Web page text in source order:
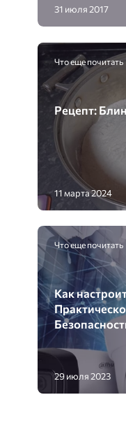
31 июля 2017
Что еще почитать
Рецепт:
11 марта 2024
Что еще почитать
Как
29 июля 2023